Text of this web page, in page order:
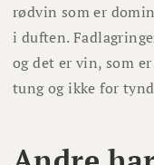
rødvin som er
i duften.
og det er vin, som
tung og ikke for